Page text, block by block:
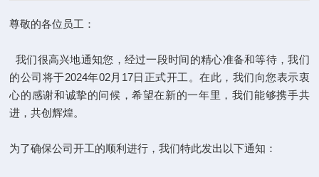
尊敬的各位员工：
我们很高兴地通知您，经过一段时间的精心准备和等待，我们
的公司将于2024年02月17日正式开工。在此，我们向您表示衷
心的感谢和诚挚的问候，希望在新的一年里，我们能够携手共
进，共创辉煌。
为了确保公司开工的顺利进行，我们特此发出以下通知：